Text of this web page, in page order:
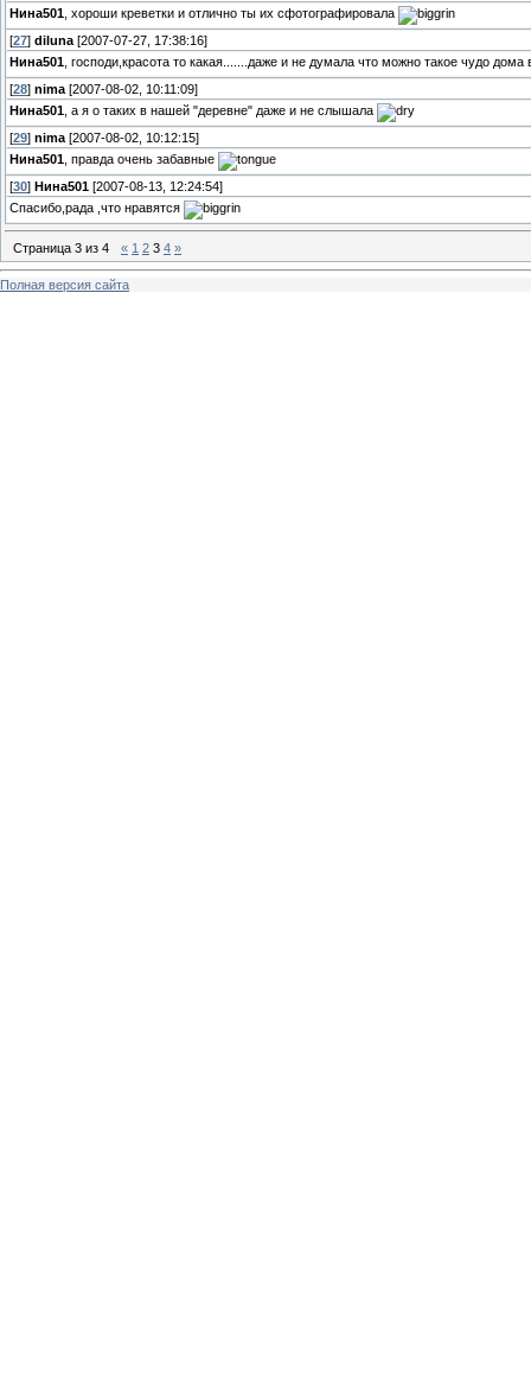
Нина501, хороши креветки и отлично ты их сфотографировала
[27] diluna [2007-07-27, 17:38:16]
Нина501, господи,красота то какая.......даже и не думала что можно такое чудо
[28] nima [2007-08-02, 10:11:09]
Нина501, а я о таких в нашей "деревне" даже и не слышала
[29] nima [2007-08-02, 10:12:15]
Нина501, правда очень забавные
[30] Нина501 [2007-08-13, 12:24:54]
Спасибо,рада ,что нравятся
Страница 3 из 4 « 1 2 3 4 »
Полная версия сайта